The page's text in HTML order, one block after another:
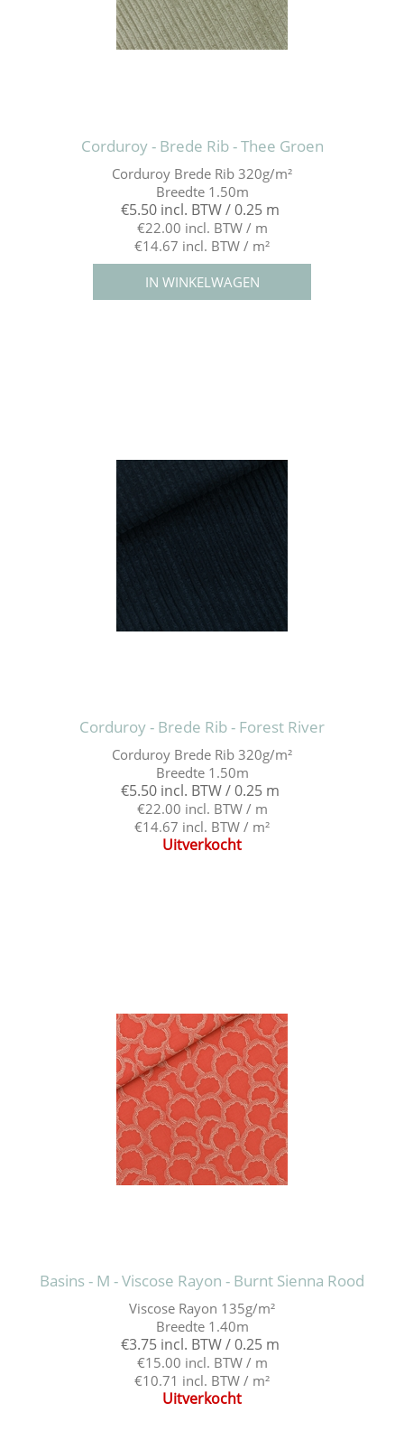
Corduroy - Brede Rib - Thee Groen
Corduroy Brede Rib 320g/m²
Breedte 1.50m
€5.50 incl. BTW / 0.25 m
€22.00 incl. BTW / m
€14.67 incl. BTW / m²
Corduroy - Brede Rib - Forest River
Corduroy Brede Rib 320g/m²
Breedte 1.50m
€5.50 incl. BTW / 0.25 m
€22.00 incl. BTW / m
€14.67 incl. BTW / m²
Uitverkocht
Basins - M - Viscose Rayon - Burnt Sienna Rood
Viscose Rayon 135g/m²
Breedte 1.40m
€3.75 incl. BTW / 0.25 m
€15.00 incl. BTW / m
€10.71 incl. BTW / m²
Uitverkocht